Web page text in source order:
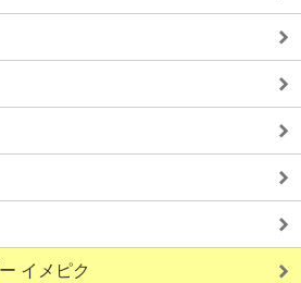
イメピク